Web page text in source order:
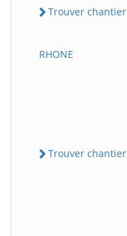
Trouver chantier
RHONE
Trouver chantier